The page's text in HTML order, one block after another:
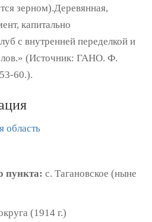
зерном).Деревянная,
капитально
с внутренней переделкой и
(Источник: ГАНО. Ф.
60.).
область
пункта: с. Тагановское (ныне
(1914 г.)